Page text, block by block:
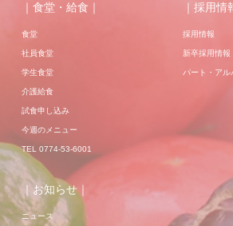
｜食堂・給食｜
食堂
社員食堂
学生食堂
介護給食
試食申し込み
今週のメニュー
TEL 0774-53-6001
｜採用情
採用情報
新卒採用情報
パート・アル
｜お知らせ｜
ニュース